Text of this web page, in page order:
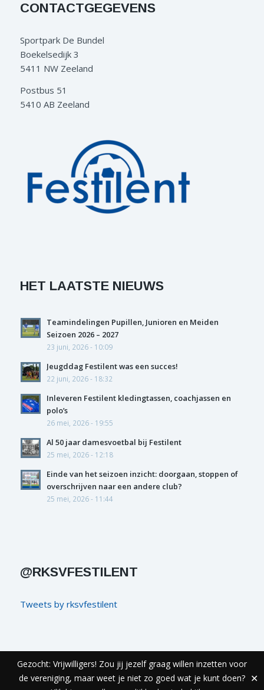
Gezocht: Vrijwilligers! Zou jij jezelf graag willen inzetten voor
de vereniging, maar weet je niet zo goed wat je kunt doen?
✕
CONTACTGEGEVENS
Sportpark De Bundel
Boekelsedijk 3
5411 NW Zeeland
Postbus 51
5410 AB Zeeland
HET LAATSTE NIEUWS
Teamindelingen Pupillen, Junioren en Meiden
Seizoen 2026 – 2027
23 juni, 2026 - 10:09
Jeugddag Festilent was een succes!
22 juni, 2026 - 18:32
Inleveren Festilent kledingtassen, coachjassen en
polo’s
26 mei, 2026 - 19:55
Al 50 jaar damesvoetbal bij Festilent
25 mei, 2026 - 12:18
Einde van het seizoen inzicht: doorgaan, stoppen of
overschrijven naar een andere club?
25 mei, 2026 - 11:44
@RKSVFESTILENT
Tweets by rksvfestilent
© COPYRIGHT FESTILENT - REALISATIE
ECHT ONLINE
Privacyverklaring & Disclaimer
Colofon Contact